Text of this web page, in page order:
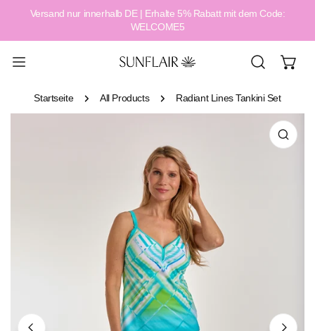
springen
Versand nur innerhalb DE | Erhalte 5% Rabatt mit dem Code:
WELCOME5
Startseite All Products Radiant Lines Tankini Set